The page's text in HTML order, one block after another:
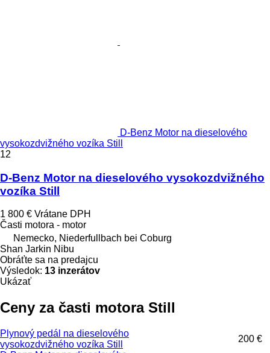
D-Benz Motor na dieselového
vysokozdvižného vozíka Still
12
D-Benz Motor na dieselového vysokozdvižného
vozíka Still
1 800 € Vrátane DPH
Časti motora - motor
Nemecko, Niederfullbach bei Coburg
Shan Jarkin Nibu
Obráťte sa na predajcu
Výsledok: 13 inzerátov
Ukázať
Ceny za časti motora Still
Plynový pedál na dieselového
vysokozdvižného vozíka Still
200 €